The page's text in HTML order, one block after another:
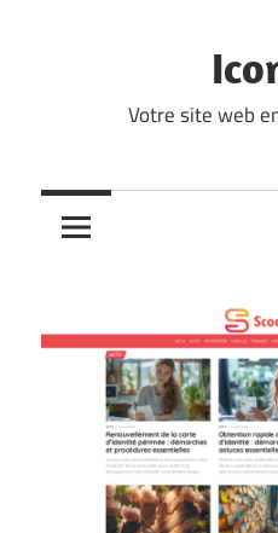
Votre site web